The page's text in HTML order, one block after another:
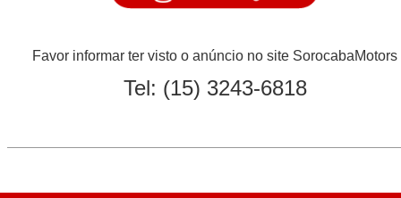
Favor informar ter visto o anúncio no site SorocabaMotors
Tel: (15) 3243-6818